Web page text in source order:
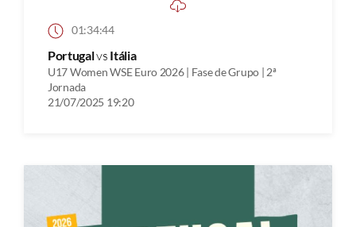
01:34:44
Portugalvs Itália
U17 Women WSE Euro 2026 | Fase de Grupo | 2ª
Jornada
21/07/2025 19:20